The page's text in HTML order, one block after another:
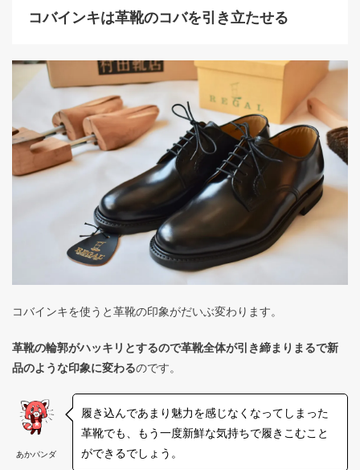
コバインキは革靴のコバを引き立たせる
コバインキを使うと革靴の印象がだいぶ変わります。
革靴の輪郭がハッキリとするので革靴全体が引き締まりまるで新
品のような印象に変わるのです。
あかパンダ
履き込んであまり魅力を感じなくなってしまった
革靴でも、もう一度新鮮な気持ちで履きこむこと
ができるでしょう。